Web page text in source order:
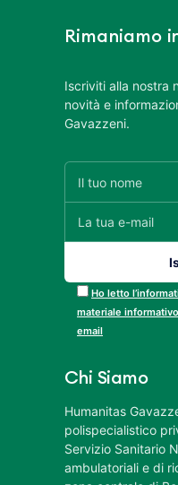
Rimaniamo
Iscriviti alla nostra
novità e
Gavazzeni.
Ho letto
materiale
email
Chi Siamo
Humanitas
polispecialistico
Servizio Sanitario
ambulatoriali e di